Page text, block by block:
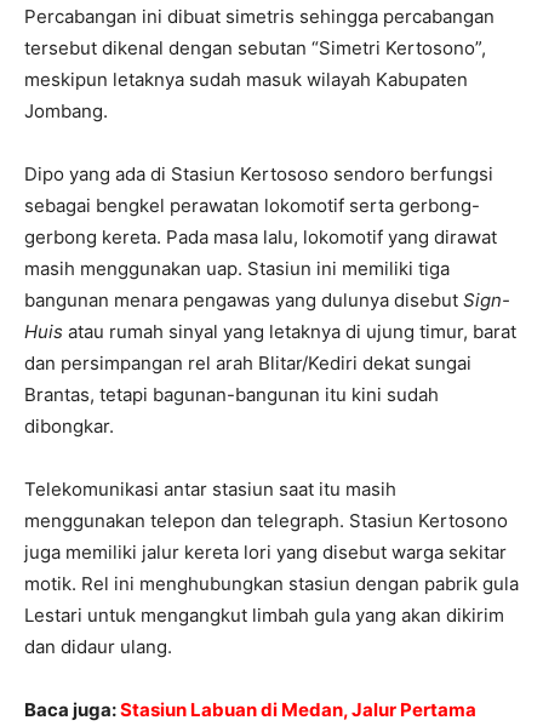
Percabangan ini dibuat simetris sehingga percabangan
tersebut dikenal dengan sebutan “Simetri Kertosono”,
meskipun letaknya sudah masuk wilayah Kabupaten
Jombang.
Dipo yang ada di Stasiun Kertososo sendoro berfungsi
sebagai bengkel perawatan lokomotif serta gerbong-
gerbong kereta. Pada masa lalu, lokomotif yang dirawat
masih menggunakan uap. Stasiun ini memiliki tiga
bangunan menara pengawas yang dulunya disebut Sign-
Huis atau rumah sinyal yang letaknya di ujung timur, barat
dan persimpangan rel arah Blitar/Kediri dekat sungai
Brantas, tetapi bagunan-bangunan itu kini sudah
dibongkar.
Telekomunikasi antar stasiun saat itu masih
menggunakan telepon dan telegraph. Stasiun Kertosono
juga memiliki jalur kereta lori yang disebut warga sekitar
motik. Rel ini menghubungkan stasiun dengan pabrik gula
Lestari untuk mengangkut limbah gula yang akan dikirim
dan didaur ulang.
Baca juga:Stasiun Labuan di Medan, Jalur Pertama